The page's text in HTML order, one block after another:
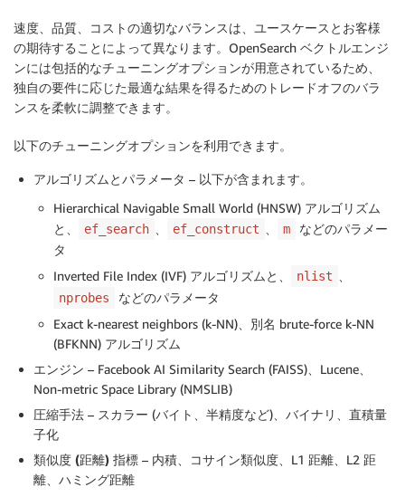
速度、品質、コストの適切なバランスは、ユースケースとお客様
の期待することによって異なります。OpenSearch ベクトルエンジ
ンには包括的なチューニングオプションが用意されているため、
独自の要件に応じた最適な結果を得るためのトレードオフのバラ
ンスを柔軟に調整できます。
以下のチューニングオプションを利用できます。
アルゴリズムとパラメータ – 以下が含まれます。
Hierarchical Navigable Small World (HNSW) アルゴリズム
と、
ef_search ef_construct m
などのパラメー
タ
Inverted File Index (IVF) アルゴリズムと、
nlist
nprobes
などのパラメータ
Exact k-nearest neighbors (k-NN)、別名 brute-force k-NN
(BFKNN) アルゴリズム
エンジン – Facebook AI Similarity Search (FAISS)、Lucene、
Non-metric Space Library (NMSLIB)
圧縮手法 – スカラー (バイト、半精度など)、バイナリ、直積量
子化
類似度 (距離) 指標 – 内積、コサイン類似度、L1 距離、L2 距
離、ハミング距離